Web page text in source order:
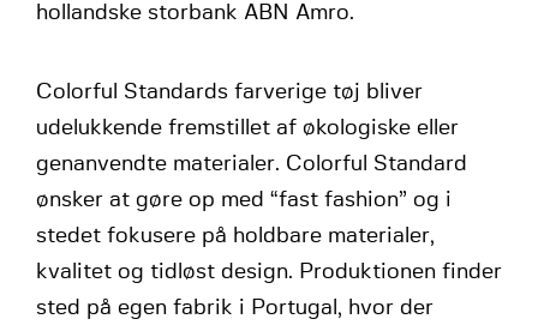
hollandske storbank ABN Amro.
Colorful Standards farverige tøj bliver
udelukkende fremstillet af økologiske eller
genanvendte materialer. Colorful Standard
ønsker at gøre op med “fast fashion” og i
stedet fokusere på holdbare materialer,
kvalitet og tidløst design. Produktionen finder
sted på egen fabrik i Portugal, hvor der